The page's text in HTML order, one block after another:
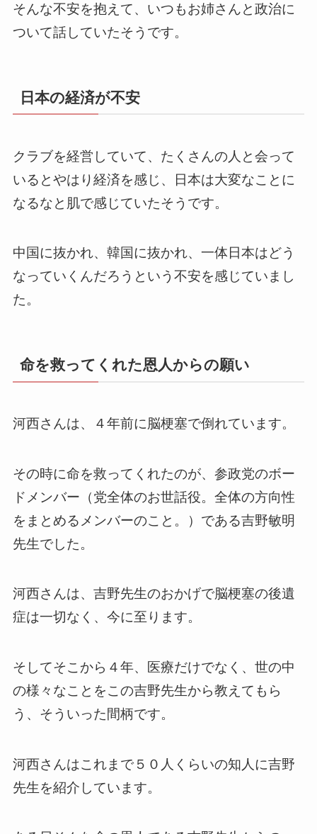
そんな不安を抱えて、いつもお姉さんと政治に
ついて話していたそうです。
日本の経済が不安
クラブを経営していて、たくさんの人と会って
いるとやはり経済を感じ、日本は大変なことに
なるなと肌で感じていたそうです。
中国に抜かれ、韓国に抜かれ、一体日本はどう
なっていくんだろうという不安を感じていまし
た。
命を救ってくれた恩人からの願い
河西さんは、４年前に脳梗塞で倒れています。
その時に命を救ってくれたのが、参政党のボー
ドメンバー（党全体のお世話役。全体の方向性
をまとめるメンバーのこと。）である吉野敏明
先生でした。
河西さんは、吉野先生のおかげで脳梗塞の後遺
症は一切なく、今に至ります。
そしてそこから４年、医療だけでなく、世の中
の様々なことをこの吉野先生から教えてもら
う、そういった間柄です。
河西さんはこれまで５０人くらいの知人に吉野
先生を紹介しています。